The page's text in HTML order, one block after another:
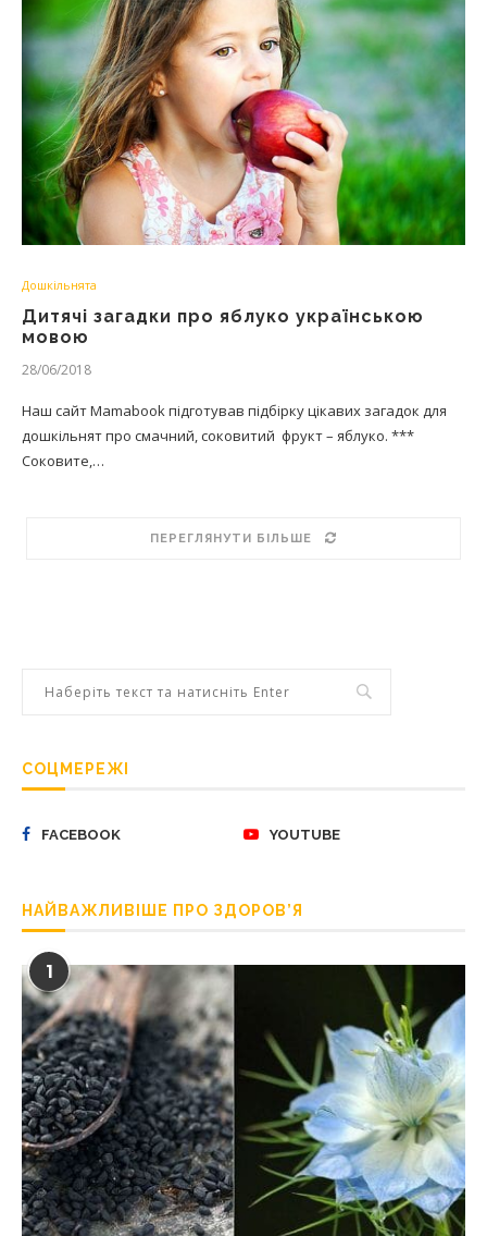
Дошкільнята
Дитячі загадки про яблуко українською
мовою
28/06/2018
Наш сайт Mamabook підготував підбірку цікавих загадок для
дошкільнят про смачний, соковитий фрукт – яблуко. ***
Соковите,…
ПЕРЕГЛЯНУТИ БІЛЬШЕ
СОЦМЕРЕЖІ
FACEBOOK YOUTUBE
НАЙВАЖЛИВІШЕ ПРО ЗДОРОВ’Я
1